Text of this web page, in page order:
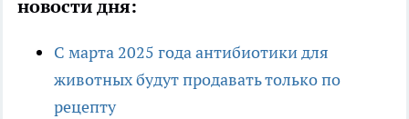
новости дня:
С марта 2025 года антибиотики для
животных будут продавать только по
рецепту